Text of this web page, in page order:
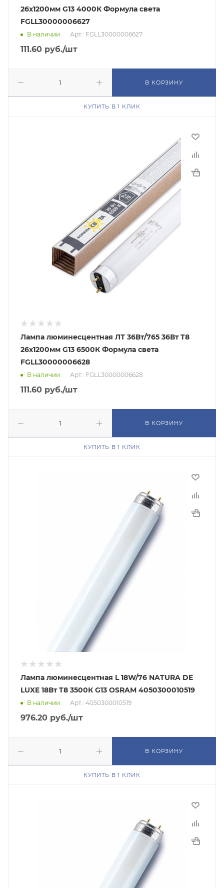
26х1200мм G13 4000К Формула света
FGLL30000006627
В наличии Арт.: FGLL30000006627
111.60 руб./шт
В КОРЗИНУ
КУПИТЬ В 1 КЛИК
Лампа люминесцентная ЛТ 36Вт/765 36Вт T8
26х1200мм G13 6500К Формула света
FGLL30000006628
В наличии Арт.: FGLL30000006628
111.60 руб./шт
В КОРЗИНУ
КУПИТЬ В 1 КЛИК
Лампа люминесцентная L 18W/76 NATURA DE
LUXE 18Вт T8 3500К G13 OSRAM 4050300010519
В наличии Арт.: 4050300010519
976.20 руб./шт
В КОРЗИНУ
КУПИТЬ В 1 КЛИК